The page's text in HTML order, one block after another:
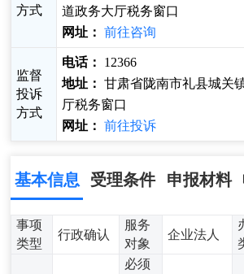
方式
道政务大厅税务窗口
网址： 前往咨询
监督
投诉
方式
电话：
12366
地址： 甘肃省陇南市礼县城关
厅税务窗口
网址： 前往投诉
基本信息 受理条件 申报材料
事项
类型
行政确认
服务
对象
企业法人
必须